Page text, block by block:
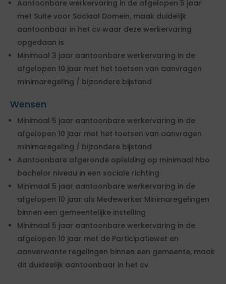
Aantoonbare werkervaring in de afgelopen 5 jaar
met Suite voor Sociaal Domein, maak duidelijk
aantoonbaar in het cv waar deze werkervaring
opgedaan is
Minimaal 3 jaar aantoonbare werkervaring in de
afgelopen 10 jaar met het toetsen van aanvragen
minimaregeling / bijzondere bijstand
Wensen
Minimaal 5 jaar aantoonbare werkervaring in de
afgelopen 10 jaar met het toetsen van aanvragen
minimaregeling / bijzondere bijstand
Aantoonbare afgeronde opleiding op minimaal hbo
bachelor niveau in een sociale richting
Minimaal 5 jaar aantoonbare werkervaring in de
afgelopen 10 jaar als Medewerker Minimaregelingen
binnen een gemeentelijke instelling
Minimaal 5 jaar aantoonbare werkervaring in de
afgelopen 10 jaar met de Participatiewet en
aanverwante regelingen binnen een gemeente, maak
dit duideelijk aantoonbaar in het cv